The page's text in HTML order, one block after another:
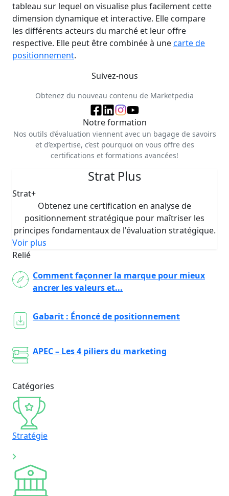
tableau sur lequel on visualise plus facilement cette
dimension dynamique et interactive. Elle compare
les différents acteurs du marché et leur offre
respective. Elle peut être combinée à unecarte de
positionnement.
Suivez-nous
Obtenez du nouveau contenu de Marketpedia
Notre formation
Nos outils d’évaluation viennent avec un bagage de savoirs
et d’expertise, c’est pourquoi on vous offre des
certifications et formations avancées!
Strat Plus
Strat+
Obtenez une certification en analyse de
positionnement stratégique pour maîtriser les
principes fondamentaux de l'évaluation stratégique.
Voir plus
Relié
Comment façonner la marque pour mieux
ancrer les valeurs et...
Gabarit : Énoncé de positionnement
APEC – Les 4 piliers du marketing
Catégories
Stratégie